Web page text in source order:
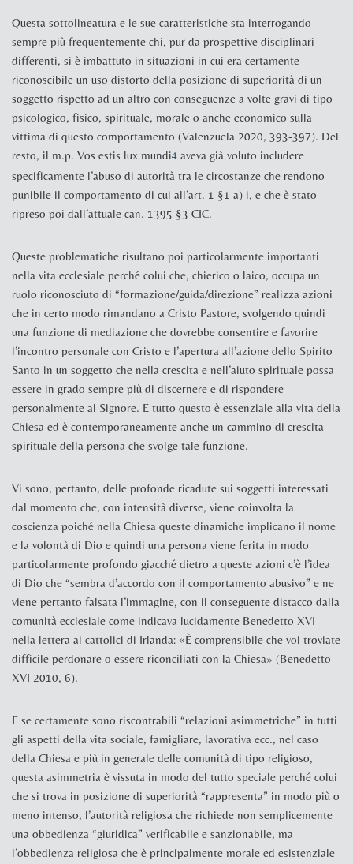
Questa sottolineatura e le sue caratteristiche sta interrogando
sempre più frequentemente chi, pur da prospettive disciplinari
differenti, si è imbattuto in situazioni in cui era certamente
riconoscibile un uso distorto della posizione di superiorità di un
soggetto rispetto ad un altro con conseguenze a volte gravi di tipo
psicologico, fisico, spirituale, morale o anche economico sulla
vittima di questo comportamento (Valenzuela 2020, 393-397). Del
resto, il m.p. Vos estis lux mundi4 aveva già voluto includere
specificamente l’abuso di autorità tra le circostanze che rendono
punibile il comportamento di cui all’art. 1 §1 a) i, e che è stato
ripreso poi dall’attuale can. 1395 §3 CIC.
Queste problematiche risultano poi particolarmente importanti
nella vita ecclesiale perché colui che, chierico o laico, occupa un
ruolo riconosciuto di “formazione/guida/direzione” realizza azioni
che in certo modo rimandano a Cristo Pastore, svolgendo quindi
una funzione di mediazione che dovrebbe consentire e favorire
l’incontro personale con Cristo e l’apertura all’azione dello Spirito
Santo in un soggetto che nella crescita e nell’aiuto spirituale possa
essere in grado sempre più di discernere e di rispondere
personalmente al Signore. E tutto questo è essenziale alla vita della
Chiesa ed è contemporaneamente anche un cammino di crescita
spirituale della persona che svolge tale funzione.
Vi sono, pertanto, delle profonde ricadute sui soggetti interessati
dal momento che, con intensità diverse, viene coinvolta la
coscienza poiché nella Chiesa queste dinamiche implicano il nome
e la volontà di Dio e quindi una persona viene ferita in modo
particolarmente profondo giacché dietro a queste azioni c’è l’idea
di Dio che “sembra d’accordo con il comportamento abusivo” e ne
viene pertanto falsata l’immagine, con il conseguente distacco dalla
comunità ecclesiale come indicava lucidamente Benedetto XVI
nella lettera ai cattolici di Irlanda: «È comprensibile che voi troviate
difficile perdonare o essere riconciliati con la Chiesa» (Benedetto
XVI 2010, 6).
E se certamente sono riscontrabili “relazioni asimmetriche” in tutti
gli aspetti della vita sociale, famigliare, lavorativa ecc., nel caso
della Chiesa e più in generale delle comunità di tipo religioso,
questa asimmetria è vissuta in modo del tutto speciale perché colui
che si trova in posizione di superiorità “rappresenta” in modo più o
meno intenso, l’autorità religiosa che richiede non semplicemente
una obbedienza “giuridica” verificabile e sanzionabile, ma
l’obbedienza religiosa che è principalmente morale ed esistenziale